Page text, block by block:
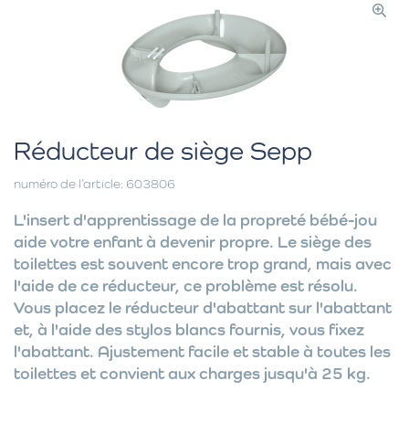
Réducteur de siège Sepp
numéro de l’article: 603806
L'insert d'apprentissage de la propreté bébé-jou
aide votre enfant à devenir propre. Le siège des
toilettes est souvent encore trop grand, mais avec
l'aide de ce réducteur, ce problème est résolu.
Vous placez le réducteur d'abattant sur l'abattant
et, à l'aide des stylos blancs fournis, vous fixez
l'abattant. Ajustement facile et stable à toutes les
toilettes et convient aux charges jusqu'à 25 kg.